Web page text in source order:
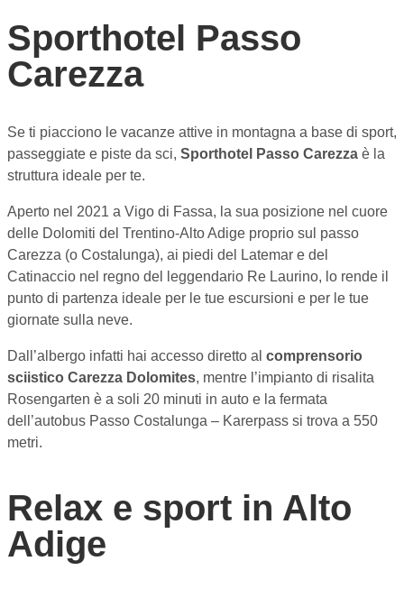
Sporthotel Passo
Carezza
Se ti piacciono le vacanze attive in montagna a base di sport,
passeggiate e piste da sci, Sporthotel Passo Carezza è la
struttura ideale per te.
Aperto nel 2021 a Vigo di Fassa, la sua posizione nel cuore
delle Dolomiti del Trentino-Alto Adige proprio sul passo
Carezza (o Costalunga), ai piedi del Latemar e del
Catinaccio nel regno del leggendario Re Laurino, lo rende il
punto di partenza ideale per le tue escursioni e per le tue
giornate sulla neve.
Dall’albergo infatti hai accesso diretto al comprensorio
sciistico Carezza Dolomites, mentre l’impianto di risalita
Rosengarten è a soli 20 minuti in auto e la fermata
dell’autobus Passo Costalunga – Karerpass si trova a 550
metri.
Relax e sport in Alto
Adige